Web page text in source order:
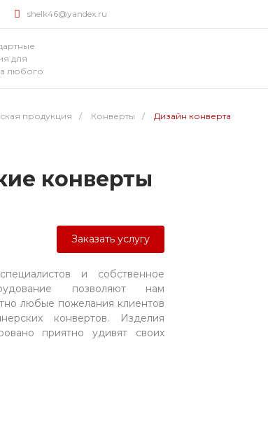
shelk46@yandex.ru
для
любого
продукция / Конверты / Дизайн конверта
конверты
Заказать услугу
и собственное
позволяют нам
любые пожелания клиентов
конвертов. Изделия
приятно удивят своих